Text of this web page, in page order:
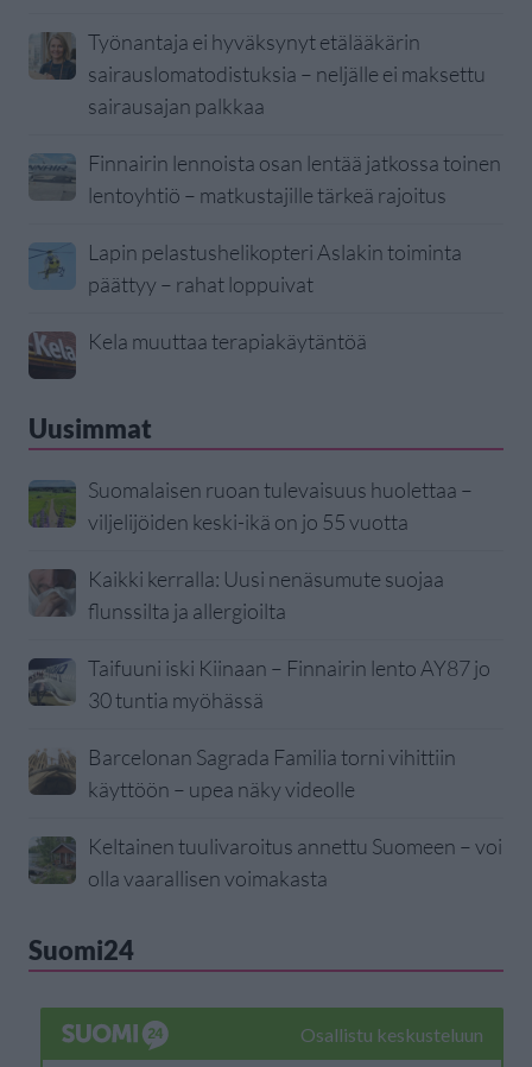
Työnantaja ei hyväksynyt etälääkärin
sairauslomatodistuksia – neljälle ei maksettu
sairausajan palkkaa
Finnairin lennoista osan lentää jatkossa toinen
lentoyhtiö – matkustajille tärkeä rajoitus
Lapin pelastushelikopteri Aslakin toiminta
päättyy – rahat loppuivat
Kela muuttaa terapiakäytäntöä
Uusimmat
Suomalaisen ruoan tulevaisuus huolettaa –
viljelijöiden keski-ikä on jo 55 vuotta
Kaikki kerralla: Uusi nenäsumute suojaa
flunssilta ja allergioilta
Taifuuni iski Kiinaan – Finnairin lento AY87 jo
30 tuntia myöhässä
Barcelonan Sagrada Familia torni vihittiin
käyttöön – upea näky videolle
Keltainen tuulivaroitus annettu Suomeen – voi
olla vaarallisen voimakasta
Suomi24